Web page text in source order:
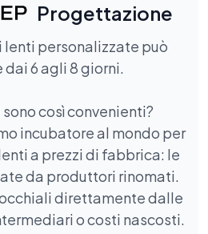
Progettazione
lenti personalizzate può
6 agli 8 giorni.
così convenienti?
incubatore al mondo per
a prezzi di fabbrica: le
da produttori rinomati.
direttamente dalle
o costi nascosti.